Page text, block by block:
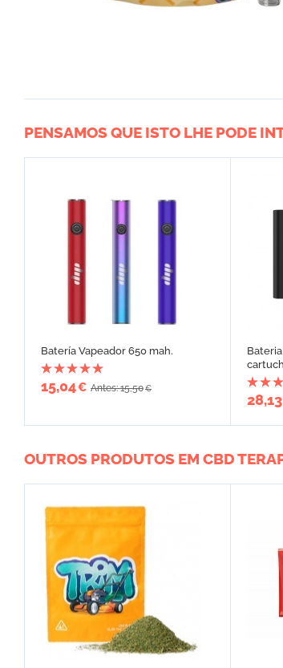
PENSAMOS QUE ISTO LHE PODE
Batería Vapeador 650 mah.
15,04€ Antes: 15,50€
28,13
OUTROS PRODUTOS EM CBD